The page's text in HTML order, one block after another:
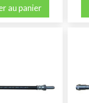
au panier